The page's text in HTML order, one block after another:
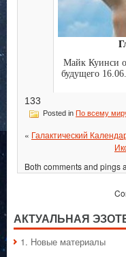
Майк Куинси
будущего
133
Posted in По всему
« Галактический
Both comments and pings
АКТУАЛЬНАЯ
1. Hовые материалы